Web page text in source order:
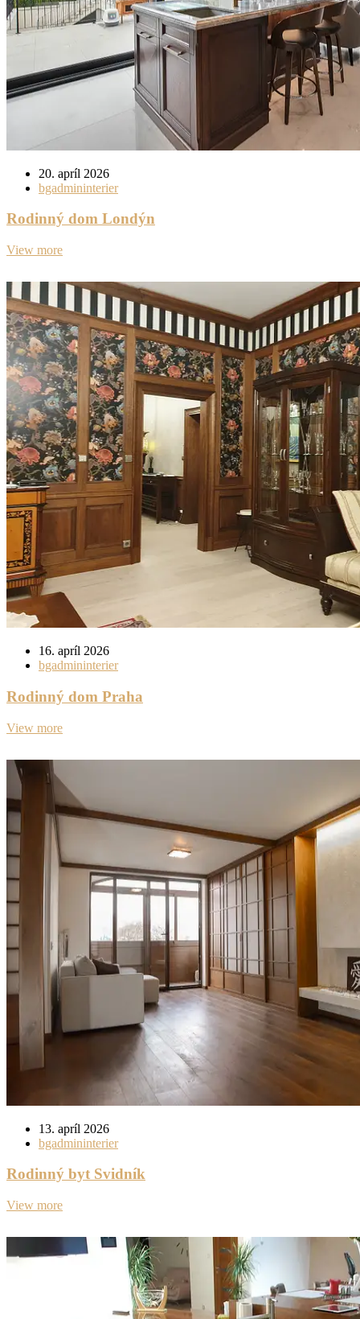
20. apríl 2026
bgadmininterier
Rodinný dom Londýn
View more
16. apríl 2026
bgadmininterier
Rodinný dom Praha
View more
13. apríl 2026
bgadmininterier
Rodinný byt Svidník
View more